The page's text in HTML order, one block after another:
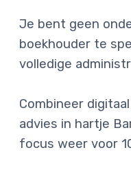
Je bent geen
boekhouder te
volledige
Combineer
advies in hartje
focus weer voor